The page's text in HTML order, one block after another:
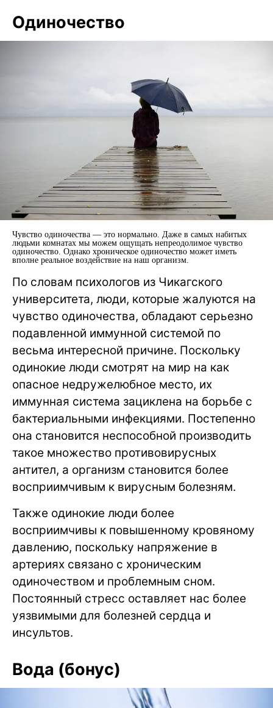
Одиночество
Чувство одиночества — это нормально. Даже в самых набитых
людьми комнатах мы можем ощущать непреодолимое чувство
одиночество. Однако хроническое одиночество может иметь
вполне реальное воздействие на наш организм.
По словам психологов из Чикагского
университета, люди, которые жалуются на
чувство одиночества, обладают серьезно
подавленной иммунной системой по
весьма интересной причине. Поскольку
одинокие люди смотрят на мир на как
опасное недружелюбное место, их
иммунная система зациклена на борьбе с
бактериальными инфекциями. Постепенно
она становится неспособной производить
такое множество противовирусных
антител, а организм становится более
восприимчивым к вирусным болезням.
Также одинокие люди более
восприимчивы к повышенному кровяному
давлению, поскольку напряжение в
артериях связано с хроническим
одиночеством и проблемным сном.
Постоянный стресс оставляет нас более
уязвимыми для болезней сердца и
инсультов.
Вода (бонус)